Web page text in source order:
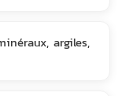
argiles,